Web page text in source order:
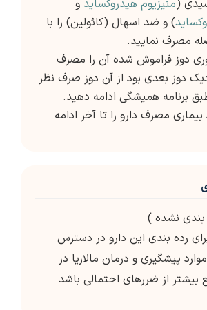
(منیزیوم هیدروکساید و
) و ضد اسهال (کائولین) را با
مصرف نمایید.
دوز فراموش شده آن را مصرف
دوز بعدی بود از آن دوز صرف نظر
برنامه همیشگی ادامه دهید.
مصرف دارو را تا آخر ادامه
رده بندی این دارو در دسترس
پیشگیری و درمان مالاریا در
بیشتر از ضررهای احتمالی باشد